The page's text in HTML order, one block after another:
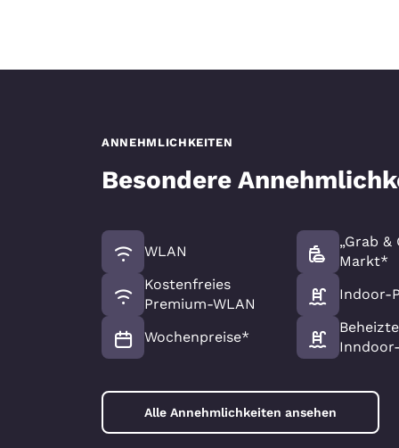
ANNEHMLICHKEITEN
Besondere
WLAN
Kostenfreies
Premium-WLAN
Wochenpreise*
„Grab &
Markt*
Indoor-
Alle Annehmlichkeiten ansehen